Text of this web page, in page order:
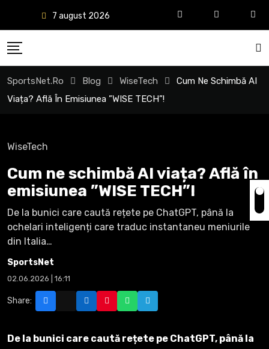
7 august 2026
SportsNet.ro Blog WiseTech
Cum Ne Schimbă AI
Viața? Află În Emisiunea ”WISE TECH”!
WiseTech
Cum ne schimbă AI viața? Află în
emisiunea ”WISE TECH”!
De la bunici care caută rețete pe ChatGPT, până la
ochelari inteligenți care traduc instantaneu meniurile
din Italia…
SportsNet
02.06.2026 | 16:11
Share:
De la bunici care caută rețete pe ChatGPT, până la